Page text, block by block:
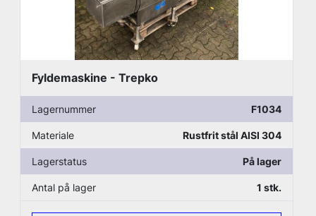
Fyldemaskine - Trepko
Lagernummer F1034
Materiale Rustfrit stål AISI 304
Lagerstatus På lager
Antal på lager 1 stk.